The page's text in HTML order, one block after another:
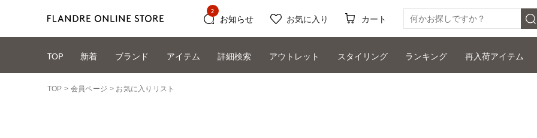
お知らせ
2
お気に入り カート
TOP 新着 ブランド アイテム 詳細検索 アウトレット スタイリング ランキング 再入荷アイテム
TOP 会員ページ お気に入りリスト